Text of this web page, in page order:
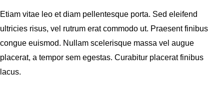
Etiam vitae leo et diam pellentesque porta. Sed eleifend
ultricies risus, vel rutrum erat commodo ut. Praesent finibus
congue euismod. Nullam scelerisque massa vel augue
placerat, a tempor sem egestas. Curabitur placerat finibus
lacus.